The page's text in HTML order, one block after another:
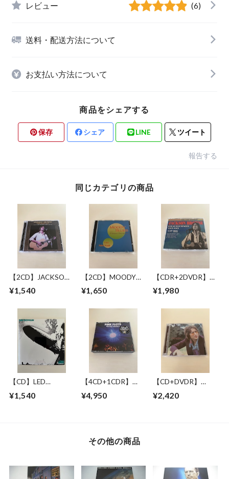
レビュー (6)
送料・配送方法について
お支払い方法について
商品をシェアする
保存 シェア LINE ツイート
報告する
同じカテゴリの商品
【2CD】JACKSON
BROWNE / LONG
BEACH 1978 MIKE
CASSETTES
¥1,540
【2CD】MOODY
BLUES WITH
SYMPHONY
JUNE 1993
¥1,650
【CDR+2DVDR】
JACKSON BROWNE
/ GREAT
¥1,980
【CD】LED
ZEPPELIN
¥1,540
【4CD+1CDR】
RAVING LUNATICS
¥4,950
【CD+DVDR】
COLLECTION
¥2,420
その他の商品